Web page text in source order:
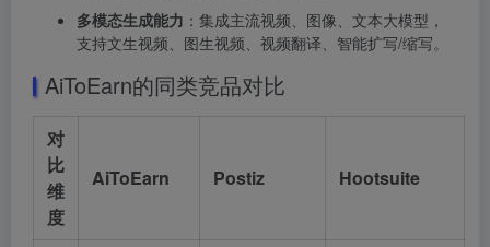
多模态生成能力 ：集成主流视频、图像、文本大模型，
支持文生视频、图生视频、视频翻译、智能扩写/缩写。
AiToEarn的同类竞品对比
对
比
维
度
AiToEarn Postiz Hootsuite